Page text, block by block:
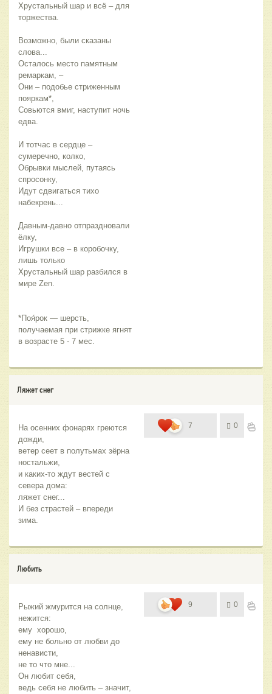
Хрустальный шар и всё – для
торжества.
Возможно, были сказаны
слова...
Осталось место памятным
ремаркам, –
Они – подобье стриженным
пояркам*,
Совьются вмиг, наступит ночь
едва.
И тотчас в сердце –
сумеречно, колко,
Обрывки мыслей, путаясь
спросонку,
Идут сдвигаться тихо
набекрень...
Давным-давно отпраздновали
ёлку,
Игрушки все – в коробочку,
лишь только
Хрустальный шар разбился в
мире Zen.
*Поя́рок — шерсть,
получаемая при стрижке ягнят
в возрасте 5 - 7 мес.
Ляжет снег
На осенних фонарях греются
дожди,
ветер сеет в полутьмах зёрна
ностальжи,
и каких-то ждут вестей с
севера дома:
ляжет снег...
И без страстей – впереди
зима.
7 0
Любить
Рыжий жмурится на солнце,
нежится:
ему  хорошо,
ему не больно от любви до
ненависти,
не то что мне...
Он любит себя,
ведь себя не любить – значит,
9 0